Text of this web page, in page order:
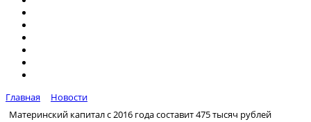
Главная
Новости
Материнский капитал с 2016 года составит 475 тысяч рублей